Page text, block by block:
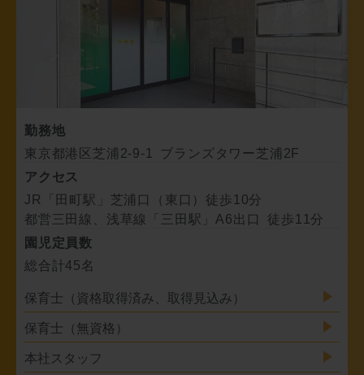
勤務地
東京都港区芝浦2-9-1 ブランズタワー芝浦2F
アクセス
JR「田町駅」芝浦口（東口）徒歩10分
都営三田線、浅草線「三田駅」A6出口 徒歩11分
園児定員数
総合計45名
保育士（資格取得済み、取得見込み）
保育士（無資格）
本社スタッフ